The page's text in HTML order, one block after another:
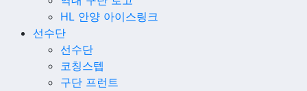
HL 안양 아이스링크
선수단
선수단
코칭스텝
구단 프런트